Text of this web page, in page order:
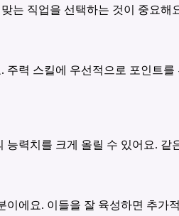
는 직업을 선택하는 것이 중요
주력 스킬에 우선적으로 포인트
력치를 크게 올릴 수 있어요.
에요. 이들을 잘 육성하면 추가